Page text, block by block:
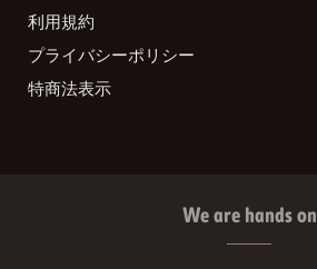
利用規約
プライバシーポリシー
特商法表示
We are hands on